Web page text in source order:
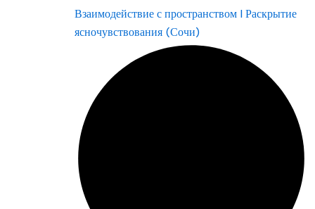
Взаимодействие с пространством | Раскрытие
ясночувствования (Сочи)